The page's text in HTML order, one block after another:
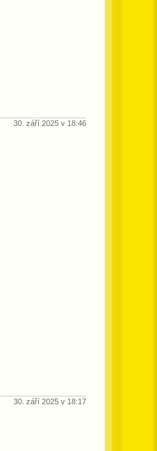
30. září 2025 v 18:46
30. září 2025 v 18:17